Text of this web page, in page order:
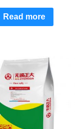
Read more